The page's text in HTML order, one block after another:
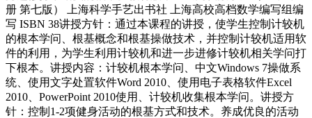
册 第七版） 上海科学手艺出书社 上海高校高档数学编写组编
写 ISBN 38讲授方针：通过本课程的讲授，使学生控制计较机
的根本学问、根基概念和根基操做技术，并控制计较机适用软
件的利用，为学生利用计较机和进一步进修计较机相关学问打
下根本。讲授内容：计较机根本学问、中文Windows 7操做系
统、使用文字处置软件Word 2010、使用电子表格软件Excel
2010、PowerPoint 2010使用、计较机收集根本学问。讲授方
针：控制1-2项健身活动的根基方式和技术。养成优良的活动